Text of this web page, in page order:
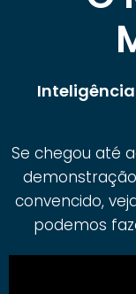
Se chegou até
convencido,
podemos